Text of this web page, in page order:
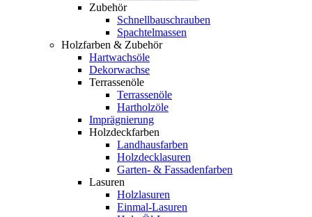
Zubehör
Schnellbauschrauben
Spachtelmassen
Holzfarben & Zubehör
Hartwachsöle
Dekorwachse
Terrassenöle
Terrassenöle
Hartholzöle
Imprägnierung
Holzdeckfarben
Landhausfarben
Holzdecklasuren
Garten- & Fassadenfarben
Lasuren
Holzlasuren
Einmal-Lasuren